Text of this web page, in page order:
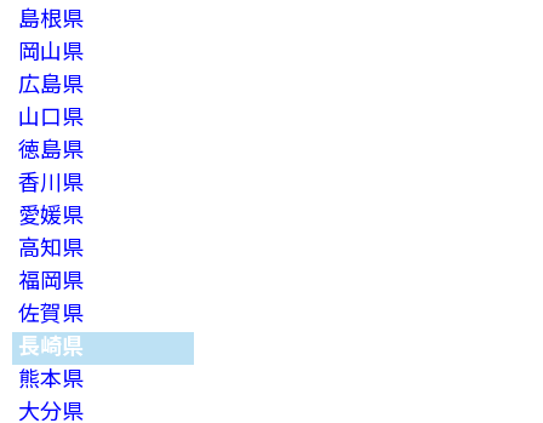
島根県
岡山県
広島県
山口県
徳島県
香川県
愛媛県
高知県
福岡県
佐賀県
長崎県
熊本県
大分県